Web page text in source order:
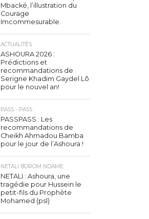
Mbacké, l’illustration du
Courage
Imcommesurable.
ACTUALITÉS
ASHOURA 2026 :
Prédictions et
recommandations de
Serigne Khadim Gaydel Lô
pour le nouvel an!
PASS - PASS
PASSPASS : Les
recommandations de
Cheikh Ahmadou Bamba
pour le jour de l’Ashoura !
NETALI BOROM NDAME
NETALI : Ashoura, une
tragédie pour Hussein le
petit-fils du Prophète
Mohamed (psl)